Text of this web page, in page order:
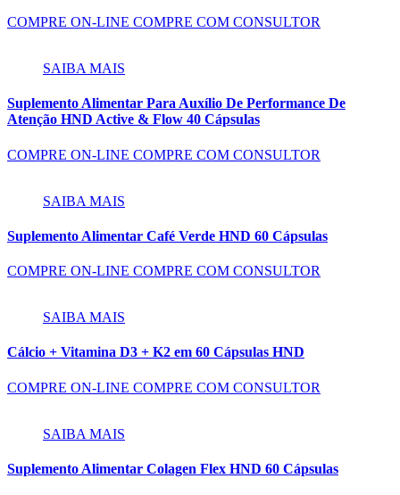
COMPRE ON-LINE COMPRE COM CONSULTOR
SAIBA MAIS
Suplemento Alimentar Para Auxílio De Performance De
Atenção HND Active & Flow 40 Cápsulas
COMPRE ON-LINE COMPRE COM CONSULTOR
SAIBA MAIS
Suplemento Alimentar Café Verde HND 60 Cápsulas
COMPRE ON-LINE COMPRE COM CONSULTOR
SAIBA MAIS
Cálcio + Vitamina D3 + K2 em 60 Cápsulas HND
COMPRE ON-LINE COMPRE COM CONSULTOR
SAIBA MAIS
Suplemento Alimentar Colagen Flex HND 60 Cápsulas